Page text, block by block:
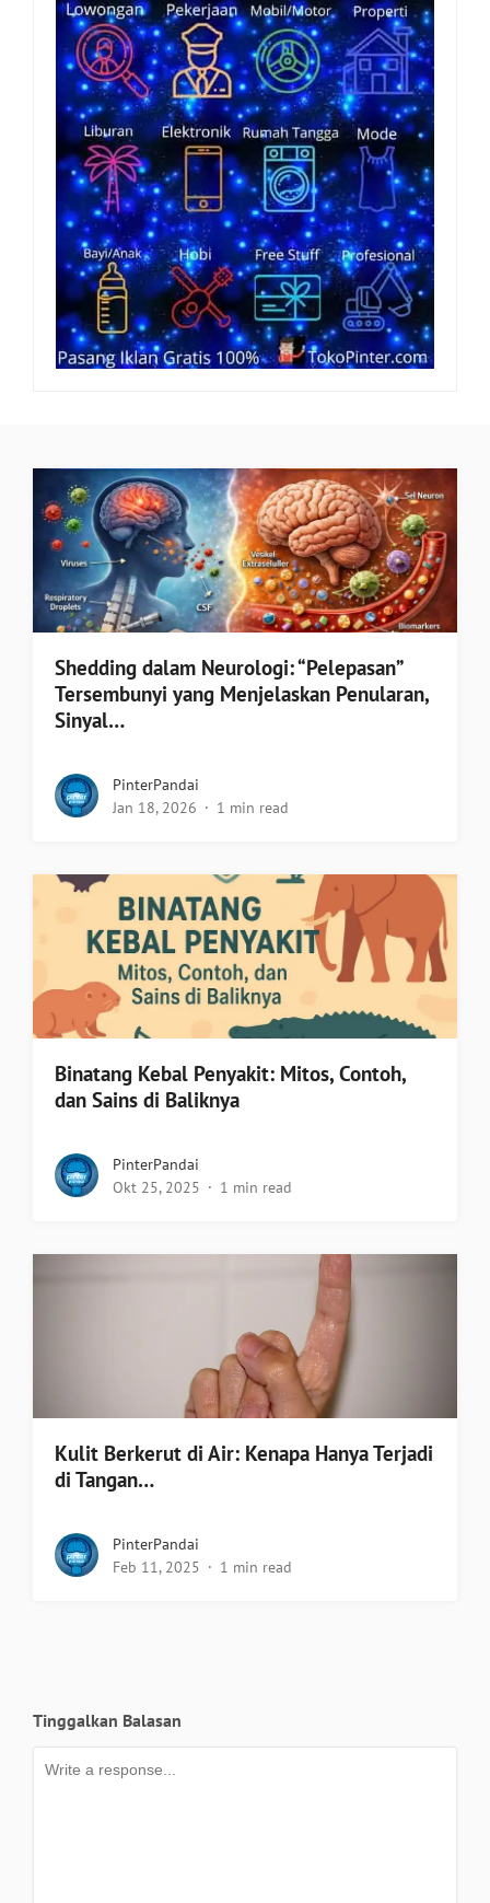
Shedding dalam Neurologi: “Pelepasan”
Tersembunyi yang Menjelaskan Penularan,
Sinyal…
PinterPandai
Jan 18, 2026
1 min read
Binatang Kebal Penyakit: Mitos, Contoh,
dan Sains di Baliknya
PinterPandai
Okt 25, 2025
1 min read
Kulit Berkerut di Air: Kenapa Hanya Terjadi
di Tangan…
PinterPandai
Feb 11, 2025
1 min read
Tinggalkan Balasan